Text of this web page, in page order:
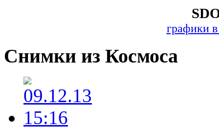
графики
Снимки из Космоса